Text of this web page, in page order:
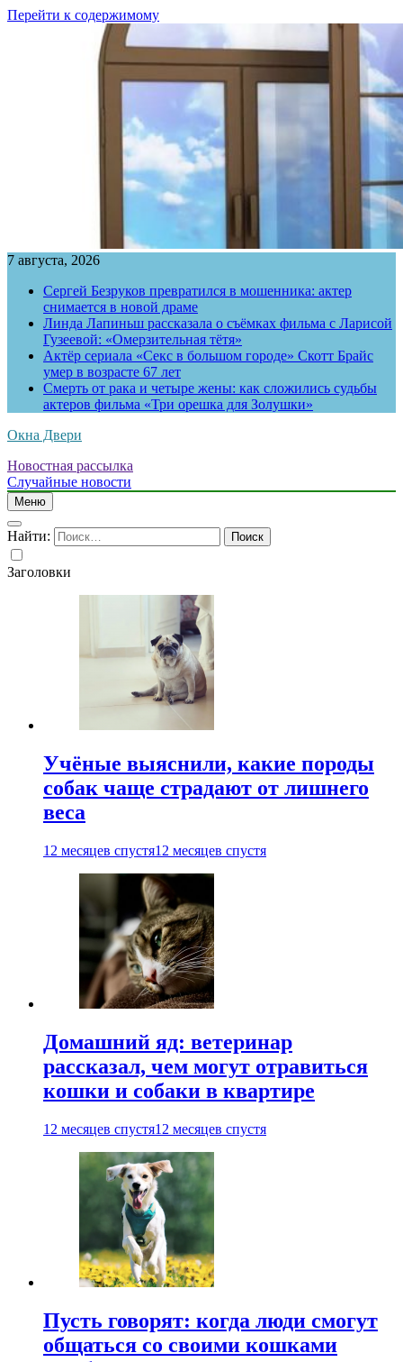
Перейти к содержимому
7 августа, 2026
Сергей Безруков превратился в мошенника: актер
снимается в новой драме
Линда Лапиньш рассказала о съёмках фильма с Ларисой
Гузеевой: «Омерзительная тётя»
Актёр сериала «Секс в большом городе» Скотт Брайс
умер в возрасте 67 лет
Смерть от рака и четыре жены: как сложились судьбы
актеров фильма «Три орешка для Золушки»
Окна Двери
Новостная рассылка
Случайные новости
Меню
Найти:
Заголовки
Учёные выяснили, какие породы
собак чаще страдают от лишнего
веса
12 месяцев спустя12 месяцев спустя
Домашний яд: ветеринар
рассказал, чем могут отравиться
кошки и собаки в квартире
12 месяцев спустя12 месяцев спустя
Пусть говорят: когда люди смогут
общаться со своими кошками